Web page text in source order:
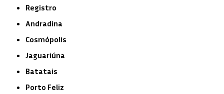
Registro
Andradina
Cosmópolis
Jaguariúna
Batatais
Porto Feliz